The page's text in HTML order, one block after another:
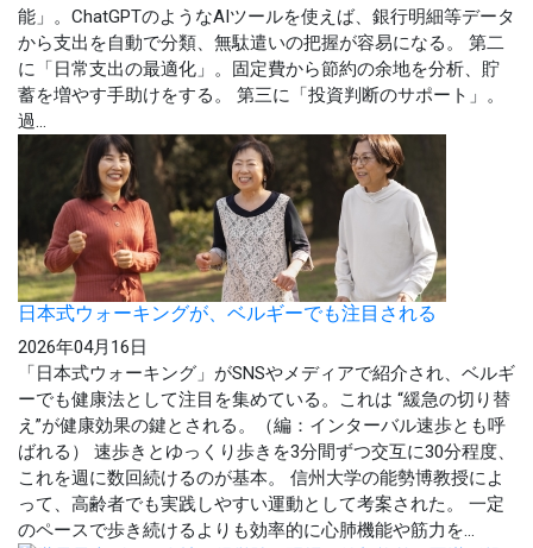
能」。ChatGPTのようなAIツールを使えば、銀行明細等データ
から支出を自動で分類、無駄遣いの把握が容易になる。 第二
に「日常支出の最適化」。固定費から節約の余地を分析、貯
蓄を増やす手助けをする。 第三に「投資判断のサポート」。
過...
日本式ウォーキングが、ベルギーでも注目される
2026年04月16日
「日本式ウォーキング」がSNSやメディアで紹介され、ベルギ
ーでも健康法として注目を集めている。これは “緩急の切り替
え”が健康効果の鍵とされる。（編：インターバル速歩とも呼
ばれる） 速歩きとゆっくり歩きを3分間ずつ交互に30分程度、
これを週に数回続けるのが基本。 信州大学の能勢博教授によ
って、高齢者でも実践しやすい運動として考案された。 一定
のペースで歩き続けるよりも効率的に心肺機能や筋力を...